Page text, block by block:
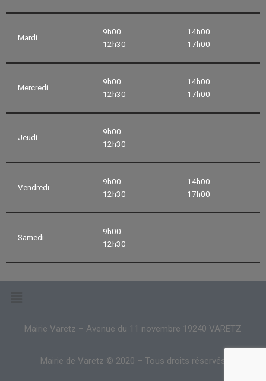
Mardi
9h00
12h30
14h00
17h00
Mercredi
9h00
12h30
14h00
17h00
Jeudi
9h00
12h30
Vendredi
9h00
12h30
14h00
17h00
Samedi
9h00
12h30
Mairie Varetz – Avenue du 11 novembre 19240 VARETZ
Mairie de Varetz © 2020 – Tous droits réservés